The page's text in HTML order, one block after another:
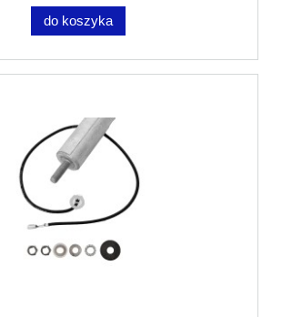
do koszyka